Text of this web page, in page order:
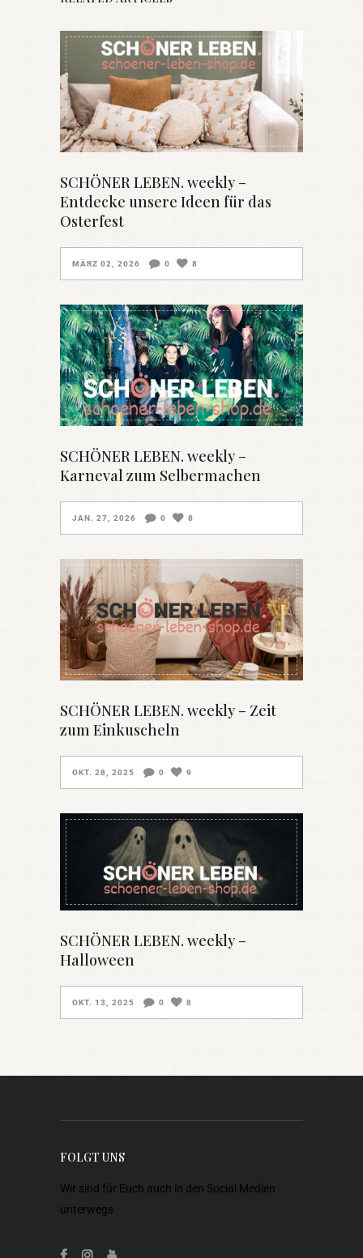
SCHÖNER LEBEN. weekly –
Entdecke unsere Ideen für das
Osterfest
MÄRZ 02, 2026 0 8
SCHÖNER LEBEN. weekly –
Karneval zum Selbermachen
JAN. 27, 2026 0 8
SCHÖNER LEBEN. weekly – Zeit
zum Einkuscheln
OKT. 28, 2025 0 9
SCHÖNER LEBEN. weekly –
Halloween
OKT. 13, 2025 0 8
FOLGT UNS
Wir sind für Euch auch in den Social Medien
unterwegs